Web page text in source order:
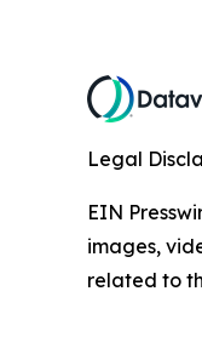
Legal
EIN
images,
related to